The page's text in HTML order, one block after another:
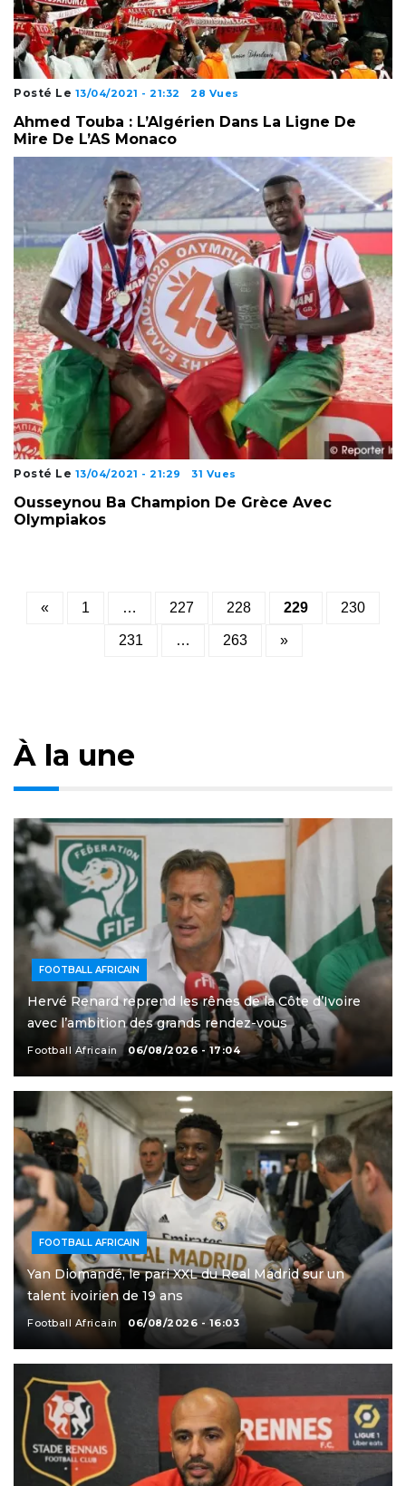
Posté Le 13/04/2021 - 21:32 28 Vues
Ahmed Touba : L’Algérien Dans La Ligne De
Mire De L’AS Monaco
Posté Le 13/04/2021 - 21:29 31 Vues
Ousseynou Ba Champion De Grèce Avec
Olympiakos
Posts
pagination
« 1 … 227 228 229 230
231 … 263 »
À la une
FOOTBALL AFRICAIN
Hervé Renard reprend les rênes de la Côte d’Ivoire
avec l’ambition des grands rendez-vous
Football Africain 06/08/2026 - 17:04
FOOTBALL AFRICAIN
Yan Diomandé, le pari XXL du Real Madrid sur un
talent ivoirien de 19 ans
Football Africain 06/08/2026 - 16:03